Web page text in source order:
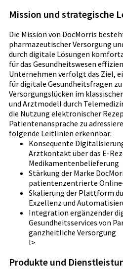
Mission und strategische
Die Mission von DocMorris
pharmazeutischer Versorgung
durch digitale Lösungen
für das Gesundheitswesen
Unternehmen verfolgt das Ziel,
für digitale Gesundheitsfragen zu
Versorgungslücken im
und Arztmodell durch
die Nutzung elektronischer
Patientenansprache zu
folgende Leitlinien erkennbar:
Konsequente
Arztkontakt über das E-
Medikamentenbelieferung
Stärkung der Marke
patientenzentrierte
Skalierung der Plattform
Exzellenz und
Integration ergänzender
Gesundheitsservices von
ganzheitliche Versorgung
l>
Produkte und